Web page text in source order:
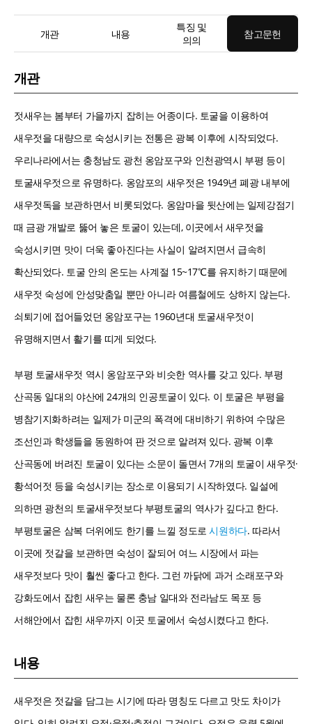
개관 내용
특징 및
의의
참고문헌
개관
젓새우는 봄부터 가을까지 잡히는 어종이다. 토굴을 이용하여
새우젓을 대량으로 숙성시키는 전통은 광복 이후에 시작되었다.
우리나라에서는 충청남도 광천 옹암포구와 인천광역시 부평 등이
토굴새우젓으로 유명하다. 옹암포의 새우젓은 1949년 폐광 내부에
새우젓독을 보관하면서 비롯되었다. 옹암마을 뒷산에는 일제강점기
때 금광 개발로 뚫어 놓은 토굴이 있는데, 이곳에서 새우젓을
숙성시키면 맛이 더욱 좋아진다는 사실이 알려지면서 급속히
확산되었다. 토굴 안의 온도는 사계절 15~17℃를 유지하기 때문에
새우젓 숙성에 안성맞춤일 뿐만 아니라 여름철에도 상하지 않는다.
쇠퇴기에 접어들었던 옹암포구는 1960년대 토굴새우젓이
유명해지면서 활기를 띠게 되었다.
부평 토굴새우젓 역시 옹암포구와 비슷한 역사를 갖고 있다. 부평
산곡동 일대의 야산에 24개의 인공토굴이 있다. 이 토굴은 부평을
병참기지화하려는 일제가 미군의 폭격에 대비하기 위하여 수많은
조선인과 학생들을 동원하여 판 것으로 알려져 있다. 광복 이후
산곡동에 버려진 토굴이 있다는 소문이 돌면서 7개의 토굴이 새우젓·
황석어젓 등을 숙성시키는 장소로 이용되기 시작하였다. 일설에
의하면 광천의 토굴새우젓보다 부평토굴의 역사가 깊다고 한다.
부평토굴은 삼복 더위에도 한기를 느낄 정도로시원하다. 따라서
이곳에 젓갈을 보관하면 숙성이 잘되어 여느 시장에서 파는
새우젓보다 맛이 훨씬 좋다고 한다. 그런 까닭에 과거 소래포구와
강화도에서 잡힌 새우는 물론 충남 일대와 전라남도 목포 등
서해안에서 잡힌 새우까지 이곳 토굴에서 숙성시켰다고 한다.
내용
새우젓은 젓갈을 담그는 시기에 따라 명칭도 다르고 맛도 차이가